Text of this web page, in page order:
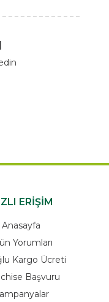
ERİŞİM
Anasayfa
Yorumları
Kargo Ücreti
Başvuru